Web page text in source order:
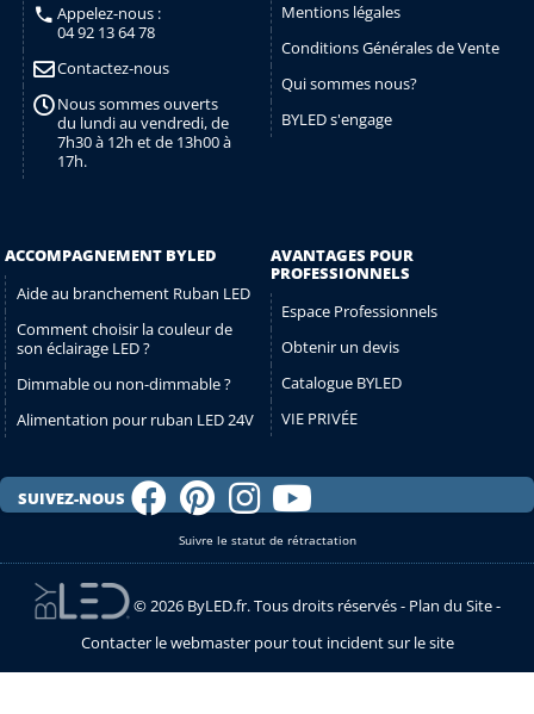
Appelez-nous :
04 92 13 64 78
Contactez-nous
Nous sommes ouverts
du lundi au vendredi, de
7h30 à 12h et de 13h00 à
17h.
Mentions légales
Conditions Générales de Vente
Qui sommes nous?
BYLED s'engage
ACCOMPAGNEMENT BYLED
Aide au branchement Ruban LED
Comment choisir la couleur de
son éclairage LED ?
Dimmable ou non-dimmable ?
Alimentation pour ruban LED 24V
AVANTAGES POUR
PROFESSIONNELS
Espace Professionnels
Obtenir un devis
Catalogue BYLED
VIE PRIVÉE
SUIVEZ-NOUS
Suivre le statut de rétractation
© 2026 ByLED.fr. Tous droits réservés - Plan du Site-
Contacter le webmaster pour tout incident sur le site